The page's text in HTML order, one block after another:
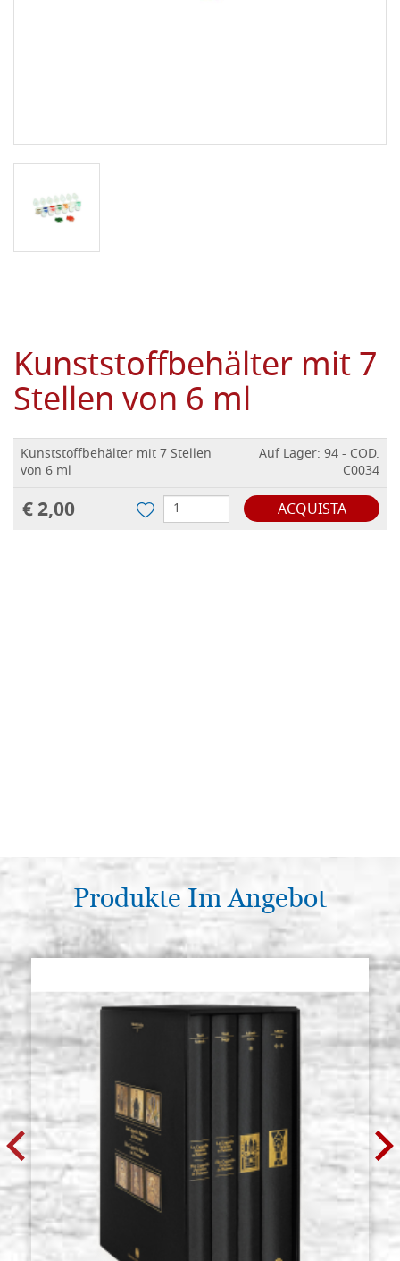
Kunststoffbehälter mit 7
Stellen von 6 ml
Kunststoffbehälter mit 7 Stellen
von 6 ml
Auf Lager: 94 - COD.
C0034
€ 2,00 ACQUISTA
Produkte Im Angebot